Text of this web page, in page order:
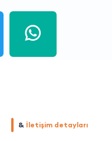
& İletişim detayları